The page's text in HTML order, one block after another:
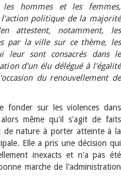
hommes et les femmes,
l'action politique de la majorité
attestent, notamment, les
par la ville sur ce thème, les
leur sont consacrés dans le
d'un élu délégué à l'égalité
du renouvellement de
fonder sur les violences dans
même qu'il s'agit de faits
de nature à porter atteinte à la
Elle a pris une décision qui
inexacts et n'a pas été
marche de l'administration